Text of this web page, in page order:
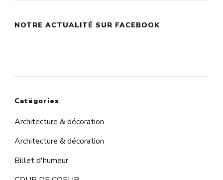
NOTRE ACTUALITÉ SUR FACEBOOK
Catégories
Architecture & décoration
Architecture & décoration
Billet d'humeur